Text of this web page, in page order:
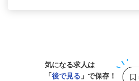
気になる求人は
「後で見る 」で保存！